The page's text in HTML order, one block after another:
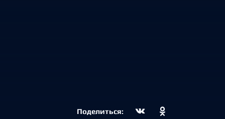
Поделиться: